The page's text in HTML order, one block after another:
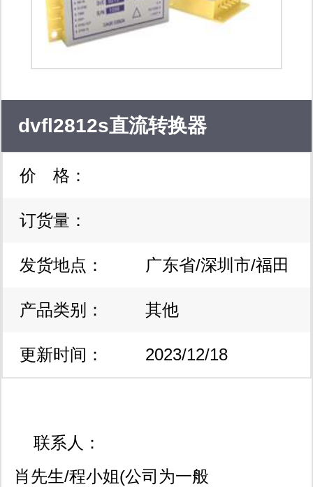
图像传感器 光学传感器 肤色传感器
dvfl2812s直流转换器
价 格：
订货量：
发货地点： 广东省/深圳市/福田
区
产品类别： 其他
更新时间： 2023/12/18
联系人：
肖先生/程小姐(公司为一般